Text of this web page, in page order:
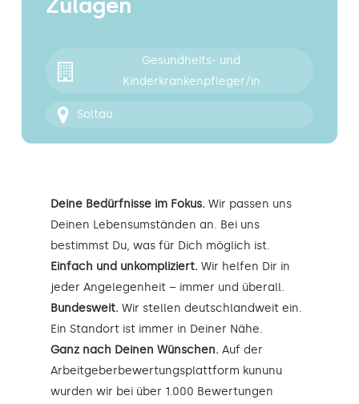
Kontakt
Zulagen
Gesundheits- und
Kinderkrankenpfleger/in
Soltau
Deine Bedürfnisse im Fokus. Wir passen uns
Deinen Lebensumständen an. Bei uns
bestimmst Du, was für Dich möglich ist.
Einfach und unkompliziert. Wir helfen Dir in
jeder Angelegenheit – immer und überall.
Bundesweit. Wir stellen deutschlandweit ein.
Ein Standort ist immer in Deiner Nähe.
Ganz nach Deinen Wünschen. Auf der
Arbeitgeberbewertungsplattform kununu
wurden wir bei über 1.000 Bewertungen